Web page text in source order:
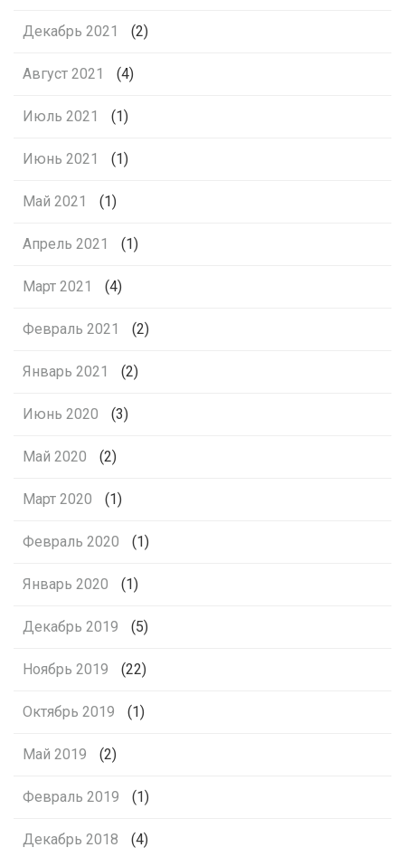
Декабрь 2021 (2)
Август 2021 (4)
Июль 2021 (1)
Июнь 2021 (1)
Май 2021 (1)
Апрель 2021 (1)
Март 2021 (4)
Февраль 2021 (2)
Январь 2021 (2)
Июнь 2020 (3)
Май 2020 (2)
Март 2020 (1)
Февраль 2020 (1)
Январь 2020 (1)
Декабрь 2019 (5)
Ноябрь 2019 (22)
Октябрь 2019 (1)
Май 2019 (2)
Февраль 2019 (1)
Декабрь 2018 (4)